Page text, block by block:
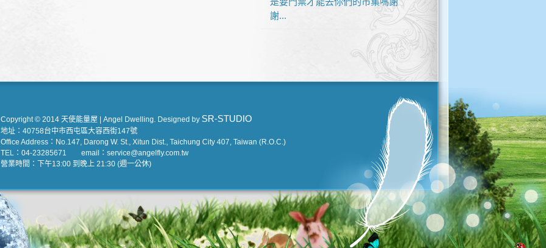
謝...
Copyright © 2014 天使能量屋 | Angel Dwelling. Designed by SR-STUDIO
地址：40758台中市西屯區大容西街147號
Office Address：No.147, Darong W. St., Xitun Dist., Taichung City 407, Taiwan (R.O.C.)
TEL：04-23285671 email：service@angelfly.com.tw
營業時間：下午13:00 到晚上 21:30 (週一公休)